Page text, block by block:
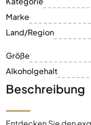
Marke
Land/Region
Größe
Alkoholgehalt
Beschreibung